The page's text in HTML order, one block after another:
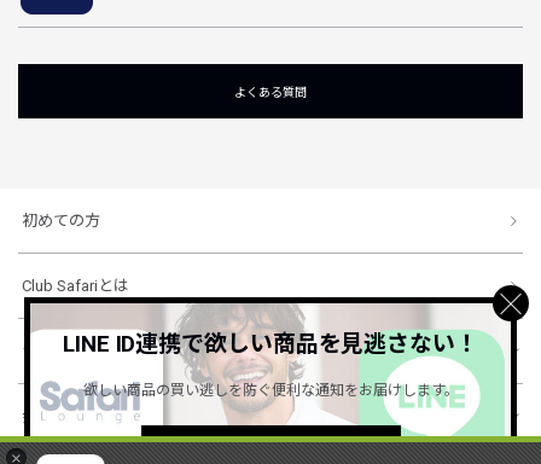
×
よくある質問
初めての方
Club Safariとは
ショッピングガイド
会社概要・規約
LINE ID連携で欲しい商品を見逃さない！
欲しい商品の買い逃しを防ぐ便利な通知をお届けします。
詳しくはこちら ＞